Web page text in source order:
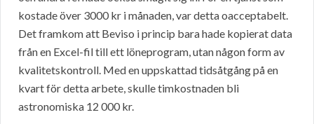
kostade över 3000 kr i månaden, var detta oacceptabelt.
Det framkom att Beviso i princip bara hade kopierat data
från en Excel-fil till ett löneprogram, utan någon form av
kvalitetskontroll. Med en uppskattad tidsåtgång på en
kvart för detta arbete, skulle timkostnaden bli
astronomiska 12 000 kr.